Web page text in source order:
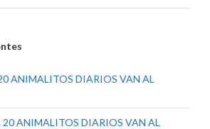
ANIMALITOS DIARIOS VAN AL
20 ANIMALITOS DIARIOS VAN AL